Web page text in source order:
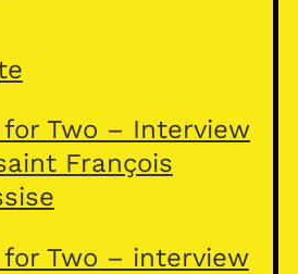
for Two – Interview
François
for Two – interview